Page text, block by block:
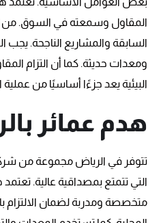
المقاول وسمعته في السوق. من
السابقة والمشاريع الناجحة. يجب
ومعدات حديثة. كما أن التزام
البيئية يعد جزءًا أساسيًا من عملية
هدم عمائر
تتوفر في الرياض مجموعة من
التي تتمتع بمصداقية عالية.
متخصصة ومدربة لضمان الالتزام